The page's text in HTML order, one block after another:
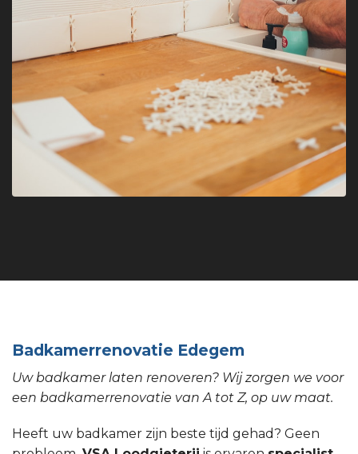
Badkamerrenovatie Edegem
Uw badkamer laten renoveren? Wij zorgen we voor
een badkamerrenovatie van A tot Z, op uw maat.
Heeft uw badkamer zijn beste tijd gehad? Geen